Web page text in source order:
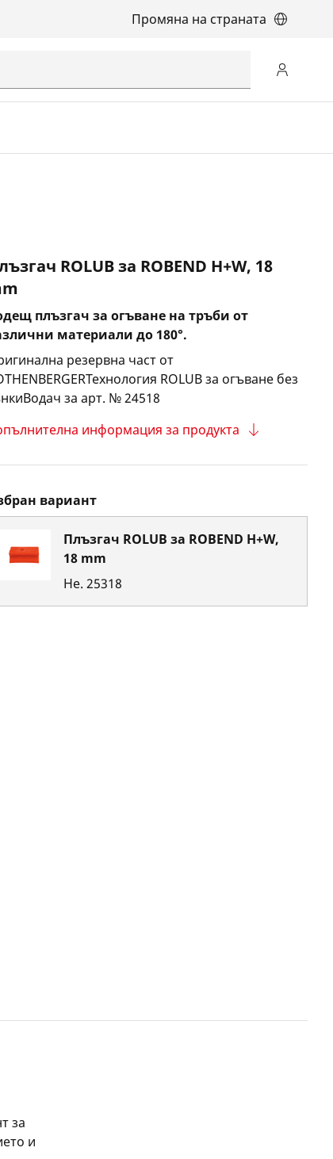
Промяна на страната
ROLUB за ROBEND H+W, 18
плъзгач за огъване на тръби от
материали до 180°.
резервна част от
ROLUB за огъване без
за арт. № 24518
информация за продукта
вариант
Плъзгач ROLUB за ROBEND H+W,
18 mm
Не. 25318
за
и